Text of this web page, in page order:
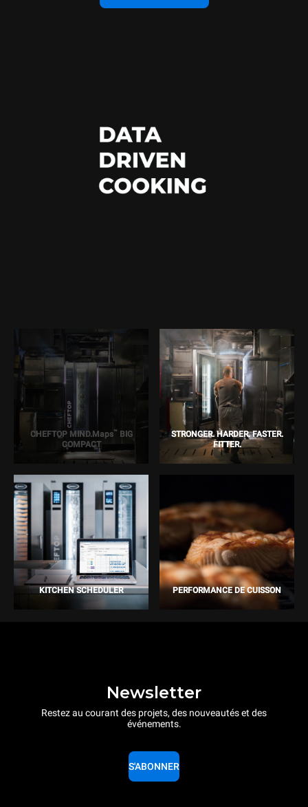
CHEFTOP MIND.Maps™
BIG
COMPACT
STRONGER. HARDER. FASTER.
FITTER.
KITCHEN SCHEDULER PERFORMANCE DE CUISSON
Newsletter
Restez au courant des projets, des nouveautés et des
événements.
S'ABONNER